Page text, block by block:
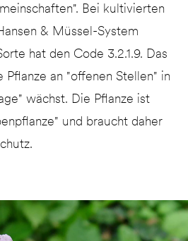
Bei kultivierten
& Müssel-System
hat den Code 3.2.1.9. Das
Pflanze an "offenen Stellen" in
wächst. Die Pflanze ist
und braucht daher